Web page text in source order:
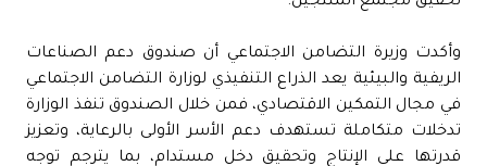
وأكدت وزيرة التضامن الاجتماعي أن صندوق دعم الصناعات
الريفية والبيئية يعد الذراع التنفيذي لوزارة التضامن الاجتماعي
في مجال التمكين الاقتصادي، فمن خلال الصندوق تنفذ الوزارة
تدخلات متكاملة تستهدف دعم الأسر الأولى بالرعاية، وتعزيز
قدرتها على الإنتاج وتحقيق دخل مستدام، بما يترجم توجه